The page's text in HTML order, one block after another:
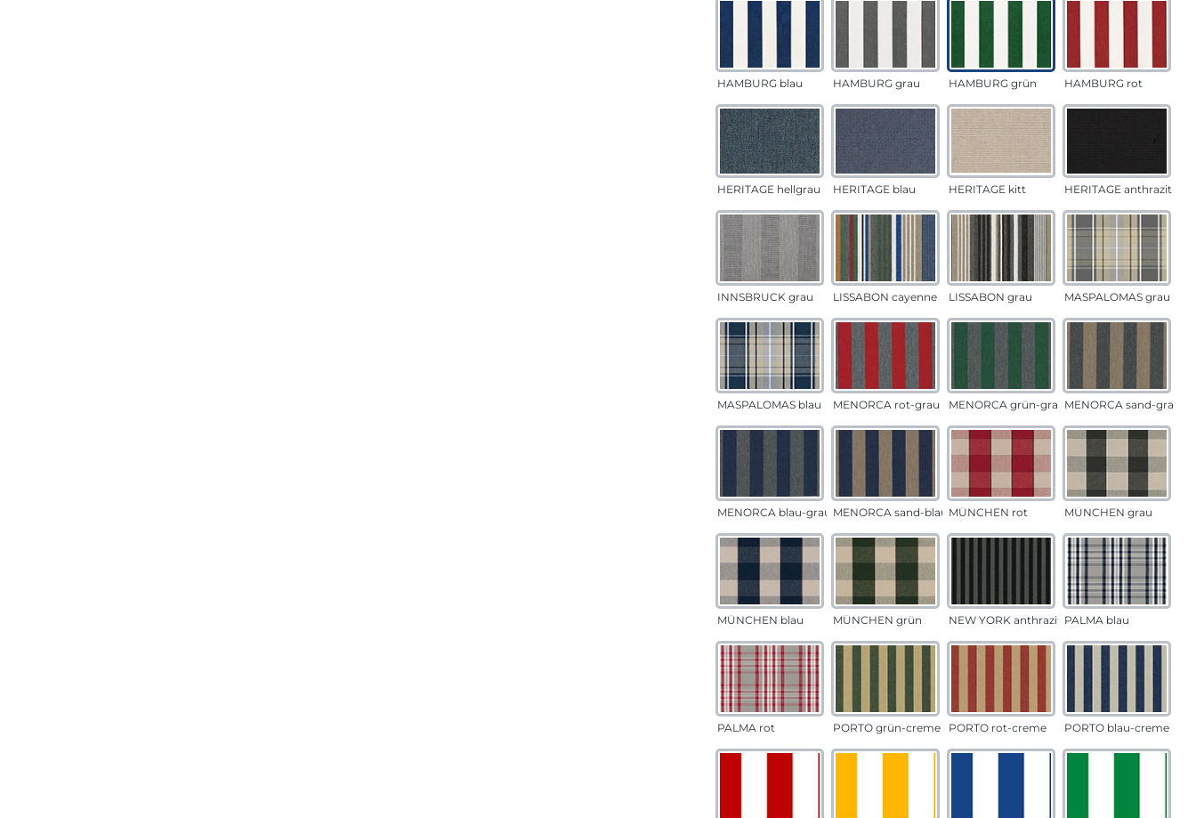
HAMBURG blau HAMBURG grau HAMBURG grün HAMBURG rot
HERITAGE hellgrau HERITAGE blau HERITAGE kitt HERITAGE anthrazit
INNSBRUCK grau LISSABON cayenne LISSABON grau MASPALOMAS grau
MASPALOMAS blau MENORCA rot-grau MENORCA grün-grau MENORCA sand-grau
MENORCA blau-grau MENORCA sand-blau MÜNCHEN rot MÜNCHEN grau
MÜNCHEN blau MÜNCHEN grün NEW YORK anthrazit PALMA blau
PALMA rot PORTO grün-creme PORTO rot-creme PORTO blau-creme